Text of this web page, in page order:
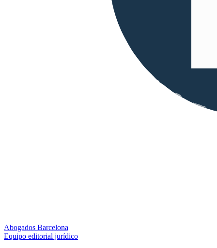
Abogados Barcelona
Equipo editorial jurídico